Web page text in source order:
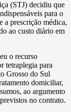
(STJ) decidiu que
para o
a prescrição médica,
ao custo diário em
o recurso
tetraplegia para
Grosso do Sul
domiciliar,
ao argumento
no contrato.